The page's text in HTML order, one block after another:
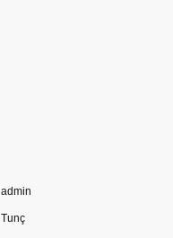
admin
Tunç